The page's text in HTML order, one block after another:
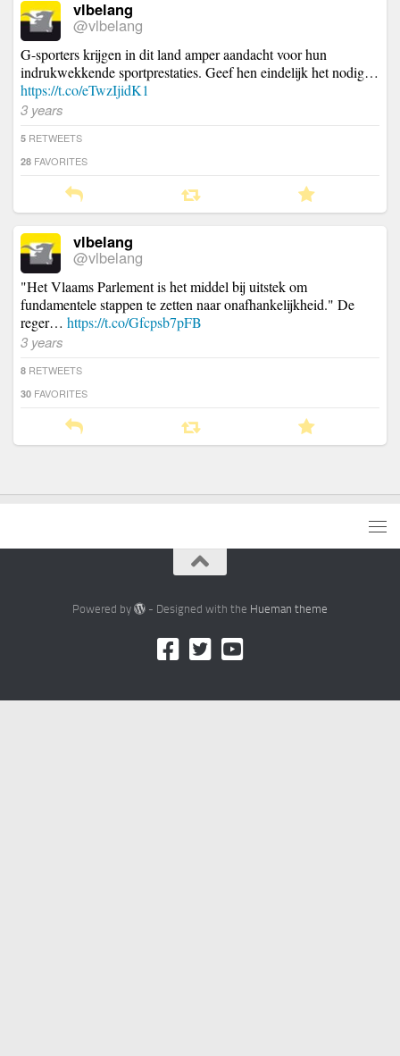
vlbelang
@vlbelang
G-sporters krijgen in dit land amper aandacht voor hun
indrukwekkende sportprestaties. Geef hen eindelijk het nodig…
https://t.co/eTwzIjidK1
3 years
5 RETWEETS
28 FAVORITES
vlbelang
@vlbelang
"Het Vlaams Parlement is het middel bij uitstek om
fundamentele stappen te zetten naar onafhankelijkheid." De
reger… https://t.co/Gfcpsb7pFB
3 years
8 RETWEETS
30 FAVORITES
Powered by - Designed with the Hueman theme